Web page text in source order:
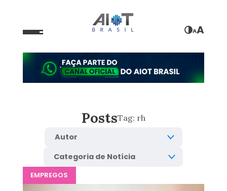
AA
PostsTag: rh
EMPREGOS